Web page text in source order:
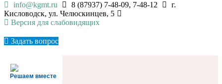
info@kgmt.ru 8 (87937) 7-48-09, 7-48-12
г.
Кисловодск, ул. Челюскинцев, 5
Версия для слабовидящих
Задать вопрос
Решаем вместе